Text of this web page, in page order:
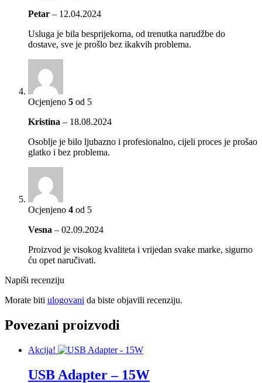
Petar – 12.04.2024
Usluga je bila besprijekorna, od trenutka narudžbe do
dostave, sve je prošlo bez ikakvih problema.
Ocjenjeno 5 od 5
Kristina – 18.08.2024
Osoblje je bilo ljubazno i profesionalno, cijeli proces je prošao
glatko i bez problema.
Ocjenjeno 4 od 5
Vesna – 02.09.2024
Proizvod je visokog kvaliteta i vrijedan svake marke, sigurno
ću opet naručivati.
Napiši recenziju
Morate biti ulogovani da biste objavili recenziju.
Povezani proizvodi
Akcija!
USB Adapter – 15W